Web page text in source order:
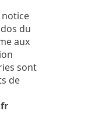
notice
du
aux
sont
de